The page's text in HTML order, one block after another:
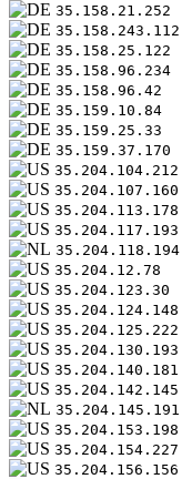
35.158.21.252
35.158.243.112
35.158.25.122
35.158.96.234
35.158.96.42
35.159.10.84
35.159.25.33
35.159.37.170
35.204.104.212
35.204.107.160
35.204.113.178
35.204.117.193
35.204.118.194
35.204.12.78
35.204.123.30
35.204.124.148
35.204.125.222
35.204.130.193
35.204.140.181
35.204.142.145
35.204.145.191
35.204.153.198
35.204.154.227
35.204.156.156